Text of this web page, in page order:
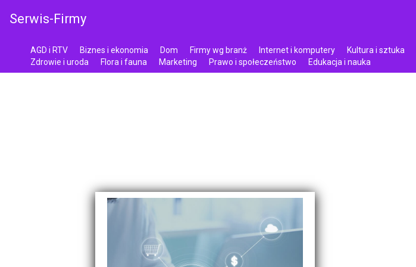
Serwis-Firmy
AGD i RTV Biznes i ekonomia Dom Firmy wg branż Internet i komputery Kultura i sztuka
Zdrowie i uroda
Flora i fauna Marketing Prawo i społeczeństwo Edukacja i nauka